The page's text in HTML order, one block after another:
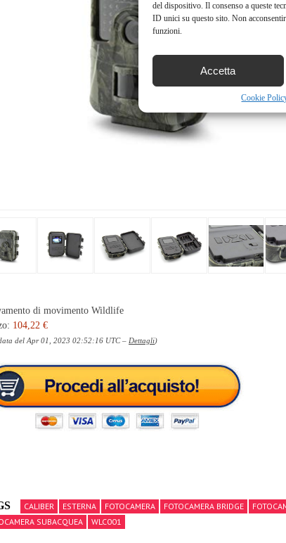
del dispositivo. Il consenso a queste
ID unici su questo sito. Non
funzioni.
Accetta
Cookie
di movimento Wildlife
104,22 €
del Apr 01, 2023 02:52:16 UTC – Dettagli)
CALIBER ESTERNA FOTOCAMERA FOTOCAMERA BRIDGE
SUBACQUEA
WLC001